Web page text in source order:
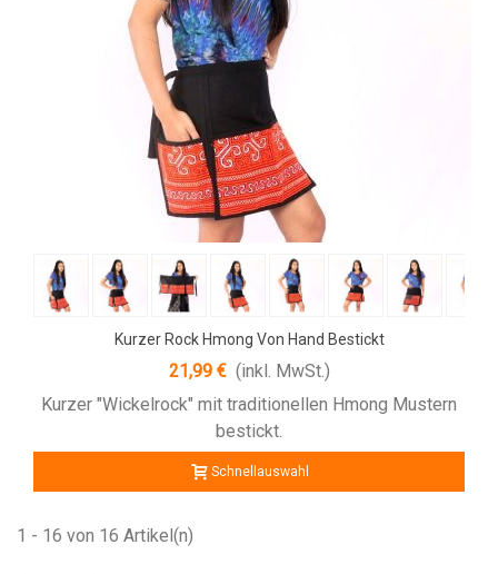
Kurzer Rock Hmong Von Hand Bestickt
21,99 € (inkl. MwSt.)
Kurzer "Wickelrock" mit traditionellen Hmong Mustern
bestickt.
Schnellauswahl
1 - 16 von 16 Artikel(n)